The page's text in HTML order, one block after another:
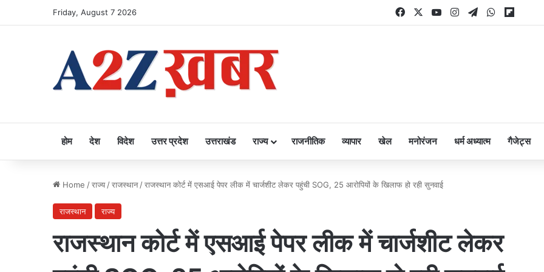
Friday, August 7 2026 FacebookYouTubeInstagram
TelegramWhatsApp
होम देश विदेश उत्तर प्रदेश उत्तराखंड राज्य राजनीतिक व्यापार खेल मनोरंजन धर्म अध्यात्म गैजेट्स
Home /राज्य /राजस्थान /राजस्थान कोर्ट में एसआई पेपर लीक में चार्जशीट लेकर पहुंची SOG, 25 आरोपियों के खिलाफ हो रही सुनवाई
राजस्थान राज्य
राजस्थान कोर्ट में एसआई पेपर लीक में चार्जशीट लेकर